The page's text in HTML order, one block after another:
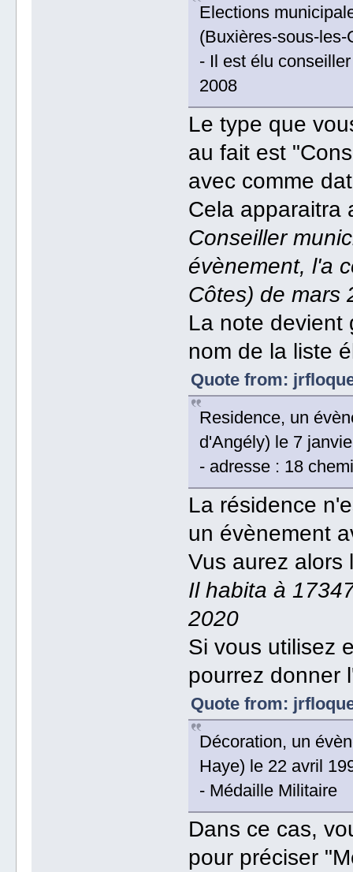
Elections
(Buxières-sous-
- Il est élu
2008
Le type que
au fait est
avec comme
Cela apparaitra
Conseiller
évènement, l'a
Côtes) de mars
La note devient
nom de la liste
Quote from:
Residence, un
d'Angély) le 7
- adresse : 18
La résidence
un évènement
Vus aurez alors
Il habita à
2020
Si vous utilisez
pourrez donner
Quote from:
Décoration, un
Haye) le 22 avril
- Médaille Militaire
Dans ce cas,
pour préciser